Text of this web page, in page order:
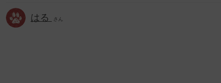
はる さん